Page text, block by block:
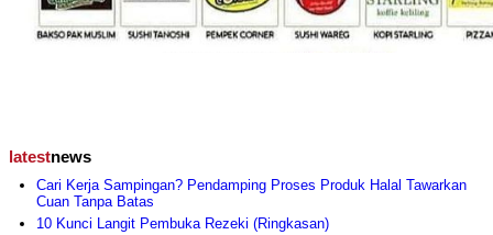
latestnews
Cari Kerja Sampingan? Pendamping Proses Produk Halal Tawarkan
Cuan Tanpa Batas
10 Kunci Langit Pembuka Rezeki (Ringkasan)